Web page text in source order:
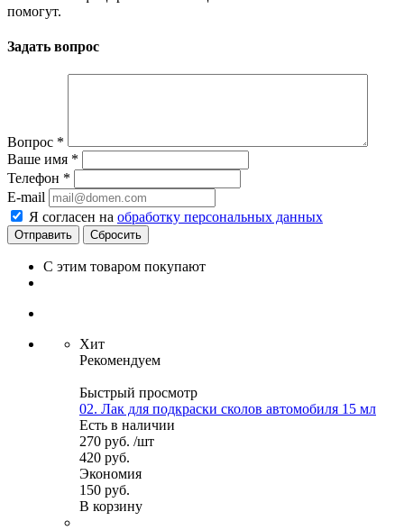
помогут.
Задать вопрос
Вопрос *
Ваше имя *
Телефон *
E-mail
Я согласен на обработку персональных данных
Сбросить
С этим товаром покупают
Хит
Рекомендуем
Быстрый просмотр
02. Лак для подкраски сколов автомобиля 15 мл
Есть в наличии
270 руб. /шт
420 руб.
Экономия
150 руб.
В корзину